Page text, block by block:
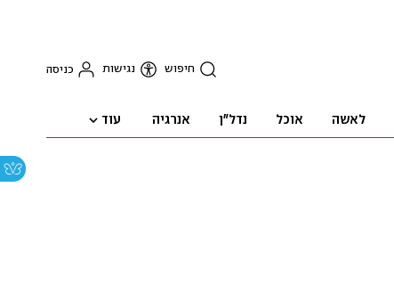
חיפוש נגישות כניסה
לאשה אוכל נדל"ן אנרגיה עוד